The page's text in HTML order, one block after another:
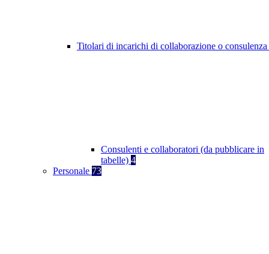
Titolari di incarichi di collaborazione o consulenza
Consulenti e collaboratori (da pubblicare in
tabelle) 4
Personale 73